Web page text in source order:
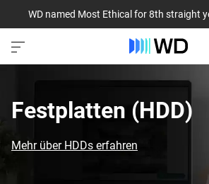
WD named Most Ethical for 8th straight
Festplatten (HDD)‎
Mehr über HDDs erfahren